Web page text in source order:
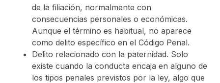
de la filiación, normalmente con
consecuencias personales o económicas.
Aunque el término es habitual, no aparece
como delito específico en el Código Penal.
Delito relacionado con la paternidad. Solo
existe cuando la conducta encaja en alguno de
los tipos penales previstos por la ley, algo que